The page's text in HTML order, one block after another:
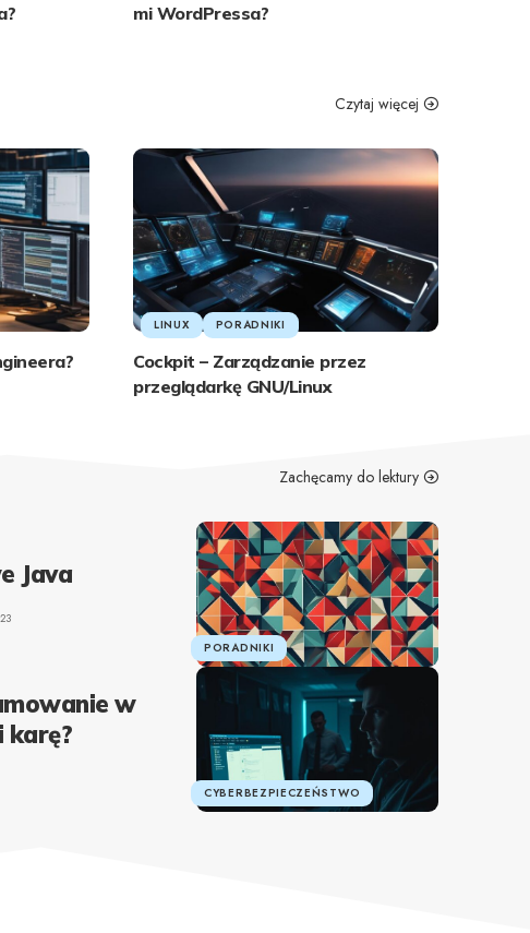
mi WordPressa?
Czytaj więcej
LINUX PORADNIKI
Cockpit – Zarządzanie przez
przeglądarkę GNU/Linux
Zachęcamy do lektury
PORADNIKI
Java
CYBERBEZPIECZEŃSTWO
w
karę?